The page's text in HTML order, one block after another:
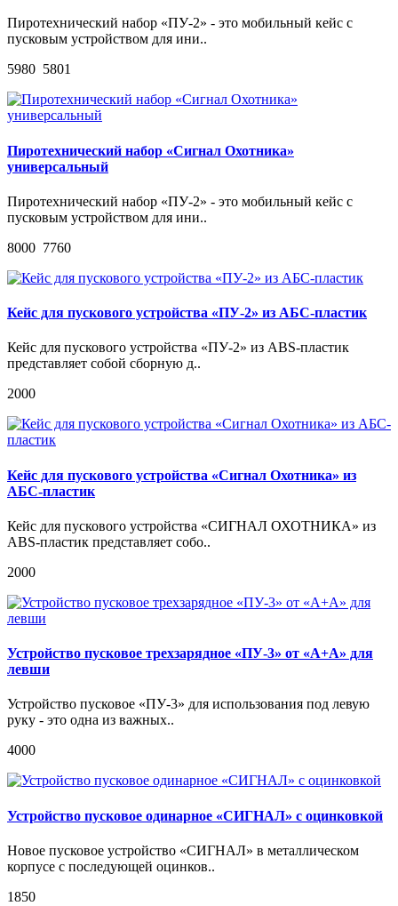
Пиротехнический набор «ПУ-2» - это мобильный кейс с
пусковым устройством для ини..
5980 5801
Пиротехнический набор «Сигнал Охотника»
универсальный
Пиротехнический набор «ПУ-2» - это мобильный кейс с
пусковым устройством для ини..
8000 7760
Кейс для пускового устройства «ПУ-2» из АБС-пластик
Кейс для пускового устройства «ПУ-2» из ABS-пластик
представляет собой сборную д..
2000
Кейс для пускового устройства «Сигнал Охотника» из
АБС-пластик
Кейс для пускового устройства «СИГНАЛ ОХОТНИКА» из
ABS-пластик представляет собо..
2000
Устройство пусковое трехзарядное «ПУ-3» от «А+А» для
левши
Устройство пусковое «ПУ-3» для использования под левую
руку - это одна из важных..
4000
Устройство пусковое одинарное «СИГНАЛ» с оцинковкой
Новое пусковое устройство «СИГНАЛ» в металлическом
корпусе с последующей оцинков..
1850